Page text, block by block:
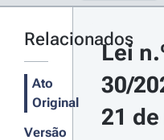
Relacionados
Ato
Original
Versão
Lei
30/
21